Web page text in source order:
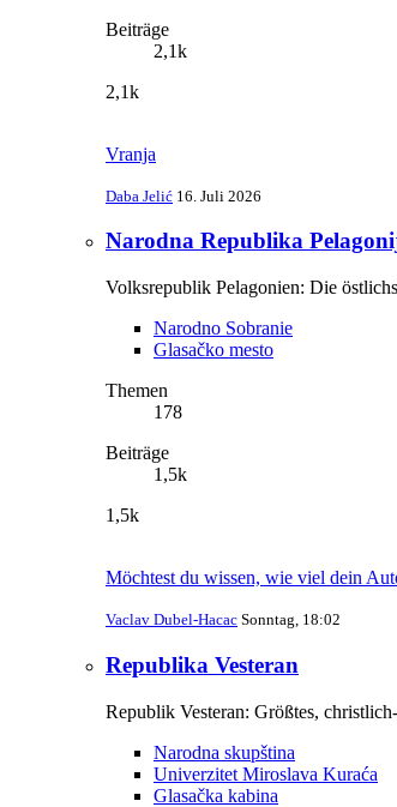
Beiträge
2,1k
2,1k
Vranja
Daba Jelić 16. Juli 2026
Narodna Republika
Volksrepublik Pelagonien: Die
Narodno Sobranie
Glasačko mesto
Themen
178
Beiträge
1,5k
1,5k
Möchtest du wissen, wie viel dein
Vaclav Dubel-Hacac Sonntag, 18:02
Republika Vesteran
Republik Vesteran: Größtes,
Narodna skupština
Univerzitet Miroslava Kuraća
Glasačka kabina